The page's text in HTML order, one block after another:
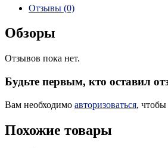
Отзывы (0)
Обзоры
Отзывов пока нет.
Будьте первым, кто оставил
Вам необходимо авторизоваться, чтобы
Похожие товары